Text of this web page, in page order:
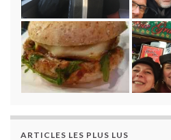
ARTICLES LES PLUS LUS